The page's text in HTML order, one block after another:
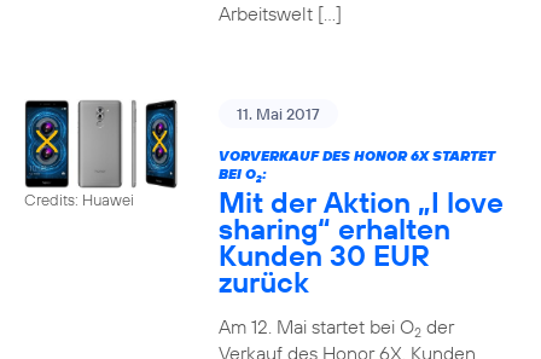
Arbeitswelt […]
Credits: Huawei
11. Mai 2017
VORVERKAUF DES HONOR 6X STARTET
BEI O2:
Mit der Aktion „I love
sharing“ erhalten
Kunden 30 EUR
zurück
Am 12. Mai startet bei O2der
Verkauf des Honor 6X. Kunden